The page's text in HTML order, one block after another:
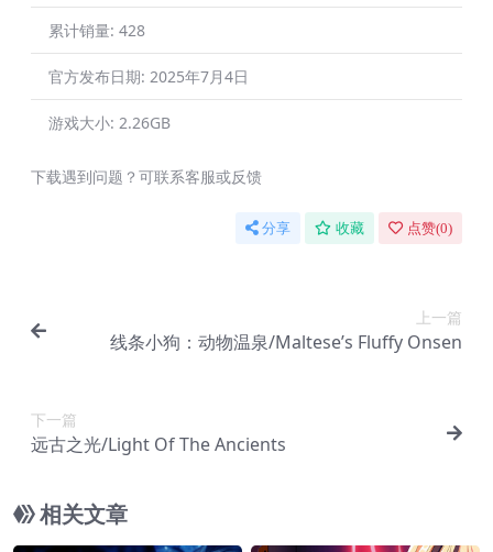
累计销量: 428
官方发布日期: 2025年7月4日
游戏大小: 2.26GB
下载遇到问题？可联系客服或反馈
分享 收藏 点赞(0)
上一篇
线条小狗：动物温泉/Maltese’s Fluffy Onsen
下一篇
远古之光/Light Of The Ancients
相关文章